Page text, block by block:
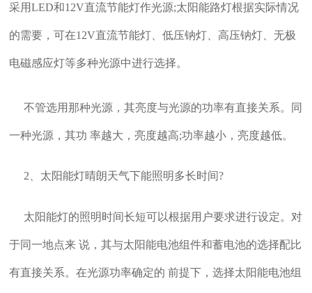
采用LED和12V直流节能灯作光源;太阳能路灯根据实际情况
的需要，可在12V直流节能灯、低压钠灯、高压钠灯、无极
电磁感应灯等多种光源中进行选择。
不管选用那种光源，其亮度与光源的功率有直接关系。同
一种光源，其功 率越大，亮度越高;功率越小，亮度越低。
2、太阳能灯晴朗天气下能照明多长时间?
太阳能灯的照明时间长短可以根据用户要求进行设定。对
于同一地点来 说，其与太阳能电池组件和蓄电池的选择配比
有直接关系。在光源功率确定的 前提下，选择太阳能电池组